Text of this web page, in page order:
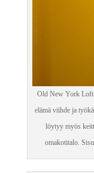
Old New York Loft
elämä viihde ja
löytyy myös
omakotitalo.